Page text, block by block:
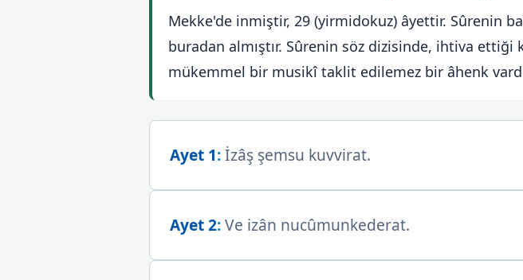
Mekke'de inmiştir, 29 (yirmidokuz) âyettir. Sûrenin
buradan almıştır. Sûrenin söz dizisinde, ihtiva
mükemmel bir musikî taklit edilemez bir âhenk
Ayet 1:İzâş şemsu kuvvirat.
Ayet 2:Ve izân nucûmunkederat.